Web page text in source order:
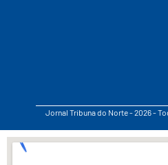
Jornal Tribuna do Norte - 2026 -